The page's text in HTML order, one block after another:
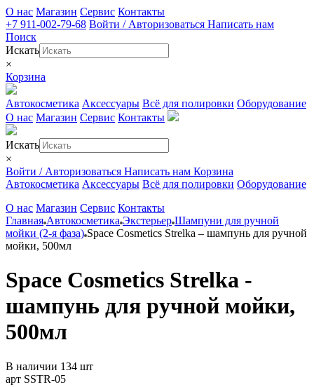
О нас Магазин Сервис Контакты
+7 911-002-79-68 Войти / Авторизоваться Написать нам
Поиск
Искать
×
Корзина
Автокосметика Аксессуары Всё для полировки Оборудование
О нас Магазин Сервис Контакты
Искать
×
Войти / Авторизоваться Написать нам Корзина
Автокосметика Аксессуары Всё для полировки Оборудование
О нас Магазин Сервис Контакты
Главная Автокосметика Экстерьер Шампуни для ручной
мойки (2-я фаза) Space Cosmetics Strelka – шампунь для ручной
мойки, 500мл
Space Cosmetics Strelka -
шампунь для ручной мойки,
500мл
В наличии 134 шт
арт SSTR-05